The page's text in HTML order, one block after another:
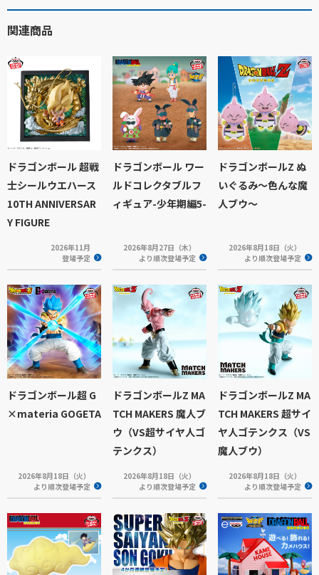
関連商品
ドラゴンボール 超戦
士シールウエハース
10TH ANNIVERSAR
Y FIGURE
2026年11月
登場予定
ドラゴンボール ワー
ルドコレクタブルフ
ィギュア-少年期編5-
2026年8月27日（木）
より順次登場予定
ドラゴンボールZ ぬ
いぐるみ～色んな魔
人ブウ～
2026年8月18日（火）
より順次登場予定
ドラゴンボール超 G
×materia GOGETA
2026年8月18日（火）
より順次登場予定
ドラゴンボールZ MA
TCH MAKERS 魔人ブ
ウ（VS超サイヤ人ゴ
テンクス）
2026年8月18日（火）
より順次登場予定
ドラゴンボールZ MA
TCH MAKERS 超サイ
ヤ人ゴテンクス（VS
魔人ブウ）
2026年8月18日（火）
より順次登場予定